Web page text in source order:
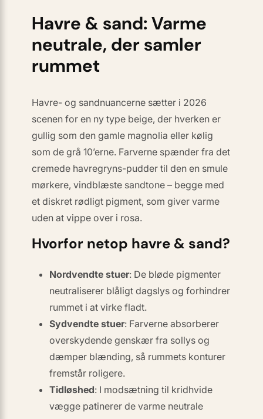
Havre & sand: Varme
neutrale, der samler
rummet
Havre- og sandnuancerne sætter i 2026
scenen for en ny type beige, der hverken er
gullig som den gamle magnolia eller kølig
som de grå 10’erne. Farverne spænder fra det
cremede havregryns-pudder til den en smule
mørkere, vindblæste sandtone – begge med
et diskret rødligt pigment, som giver varme
uden at vippe over i rosa.
Hvorfor netop havre & sand?
Nordvendte stuer: De bløde pigmenter
neutraliserer blåligt dagslys og forhindrer
rummet i at virke fladt.
Sydvendte stuer: Farverne absorberer
overskydende genskær fra sollys og
dæmper blænding, så rummets konturer
fremstår roligere.
Tidløshed: I modsætning til kridhvide
vægge patinerer de varme neutrale